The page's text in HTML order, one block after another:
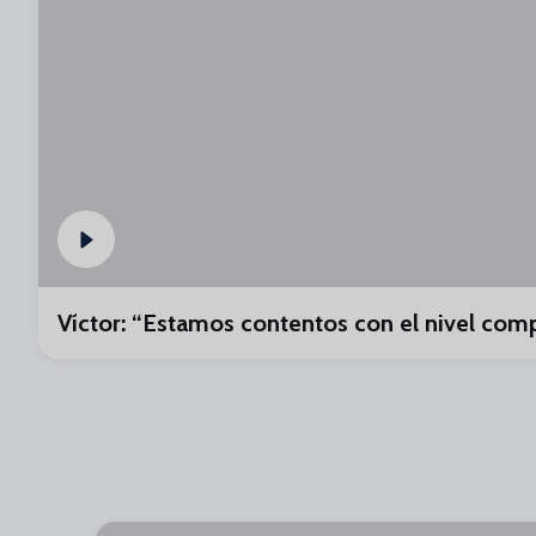
Víctor: “Estamos contentos con el nivel